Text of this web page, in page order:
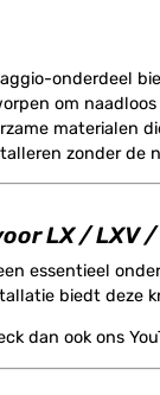
onderdeel
om
materialen
zonder de
LX / LXV /
essentieel
biedt deze
dan ook ons